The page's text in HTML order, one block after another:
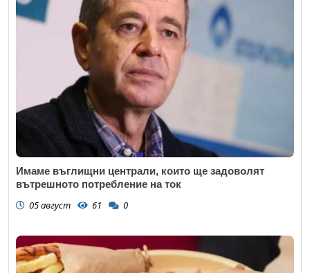
Имаме въглищни централи, които ще задоволят
вътрешното потребление на ток
05 август 61 0